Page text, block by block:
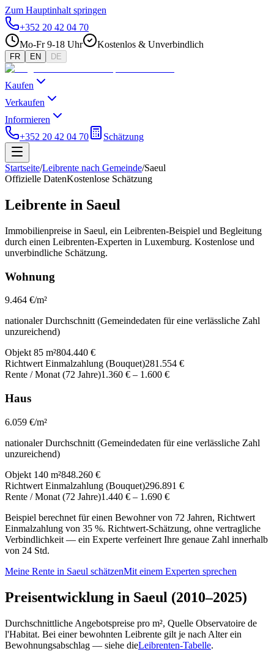
Zum Hauptinhalt springen
+352 20 42 04 70
Mo-Fr 9-18 Uhr
Kostenlos & Unverbindlich
FR EN DE
Kaufen
Verkaufen
Informieren
+352 20 42 04 70
Schätzung
Startseite/Leibrente nach Gemeinde/Saeul
Offizielle DatenKostenlose Schätzung
Leibrente in Saeul
Immobilienpreise in Saeul, ein Leibrenten-Beispiel und Begleitung
durch einen Leibrenten-Experten in Luxemburg. Kostenlose und
unverbindliche Schätzung.
Wohnung
9.464 €/m²
nationaler Durchschnitt (Gemeindedaten für eine verlässliche Zahl
unzureichend)
Objekt 85 m²804.440 €
Richtwert Einmalzahlung (Bouquet)281.554 €
Rente / Monat (72 Jahre)1.360 € – 1.600 €
Haus
6.059 €/m²
nationaler Durchschnitt (Gemeindedaten für eine verlässliche Zahl
unzureichend)
Objekt 140 m²848.260 €
Richtwert Einmalzahlung (Bouquet)296.891 €
Rente / Monat (72 Jahre)1.440 € – 1.690 €
Beispiel berechnet für einen Bewohner von 72 Jahren, Richtwert
Einmalzahlung von 35 %. Richtwert-Schätzung, ohne vertragliche
Verbindlichkeit — ein Experte verfeinert Ihre genaue Zahl innerhalb
von 24 Std.
Meine Rente in Saeul schätzenMit einem Experten sprechen
Preisentwicklung in Saeul (2010–2025)
Durchschnittliche Angebotspreise pro m², Quelle Observatoire de
l'Habitat. Bei einer bewohnten Leibrente gilt je nach Alter ein
Bewohnungsabschlag — siehe dieLeibrenten-Tabelle.